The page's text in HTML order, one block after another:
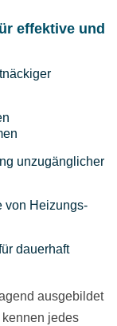
effektive und
unzugänglicher
von Heizungs-
dauerhaft
ausgebildet
jedes